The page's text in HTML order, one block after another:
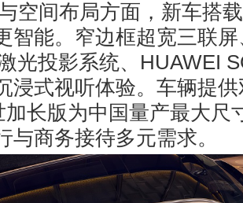
空间布局方面，新车搭
智能。窄边框超宽三联
光投影系统、HUAWEI
浸式视听体验。车辆提
加长版为中国量产最大尺
与商务接待多元需求。